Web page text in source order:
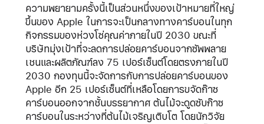
ความพยายามครั้งนี้เป็นส่วนหนึ่งของเป้าหมายที่ใหญ่
ขึ้นของ Apple ในการจะเป็นกลางทางคาร์บอนในทุก
กิจกรรมของห่วงโซ่คุณค่าภายในปี 2030 ขณะที่
บริษัทมุ่งเป้าที่จะลดการปล่อยคาร์บอนจากซัพพลาย
เชนและผลิตภัณฑ์ลง 75 เปอร์เซ็นต์โดยตรงภายในปี
2030 กองทุนนี้จะจัดการกับการปล่อยคาร์บอนของ
Apple อีก 25 เปอร์เซ็นต์ที่เหลือโดยการขจัดก๊าซ
คาร์บอนออกจากชั้นบรรยากาศ ต้นไม้จะดูดซับก๊าซ
คาร์บอนในระหว่างที่ต้นไม้เจริญเติบโต โดยนักวิจัย